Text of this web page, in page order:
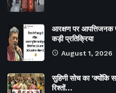
आरक्षण पर आपत्तिजनक
कड़ी प्रतिक्रिया
August 1, 2026
सुहिणी सोच का ‘क्योंकि
रिश्तों…